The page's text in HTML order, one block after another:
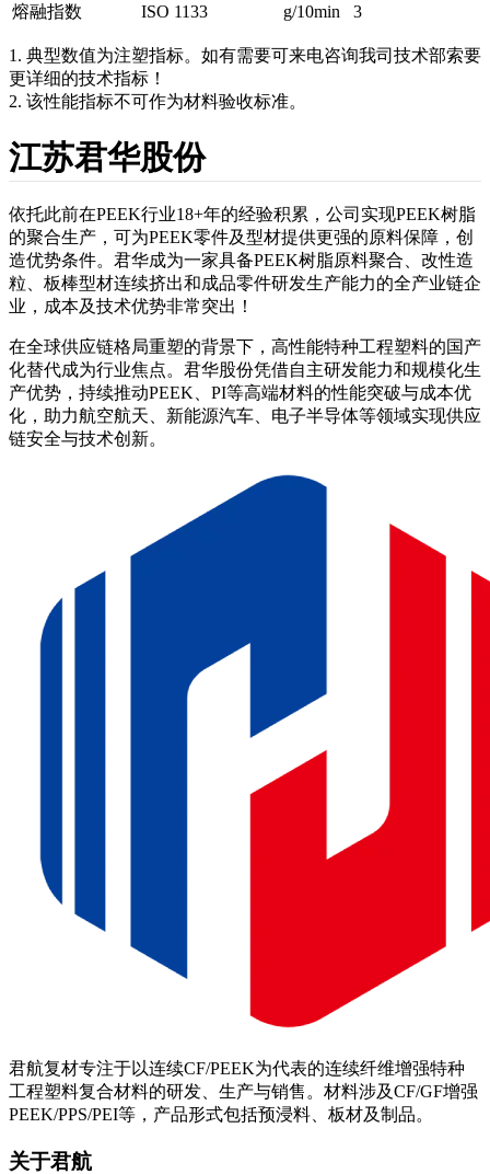
熔融指数
ISO 1133 g/10min 3
1. 典型数值为注塑指标。如有需要可来电咨询我司技术部索要
更详细的技术指标！
2. 该性能指标不可作为材料验收标准。
江苏君华股份
依托此前在PEEK行业18+年的经验积累，公司实现PEEK树脂
的聚合生产，可为PEEK零件及型材提供更强的原料保障，创
造优势条件。君华成为一家具备PEEK树脂原料聚合、改性造
粒、板棒型材连续挤出和成品零件研发生产能力的全产业链企
业，成本及技术优势非常突出！
在全球供应链格局重塑的背景下，高性能特种工程塑料的国产
化替代成为行业焦点。君华股份凭借自主研发能力和规模化生
产优势，持续推动PEEK、PI等高端材料的性能突破与成本优
化，助力航空航天、新能源汽车、电子半导体等领域实现供应
链安全与技术创新。
君航复材专注于以连续CF/PEEK为代表的连续纤维增强特种
工程塑料复合材料的研发、生产与销售。材料涉及CF/GF增强
PEEK/PPS/PEI等，产品形式包括预浸料、板材及制品。
关于君航